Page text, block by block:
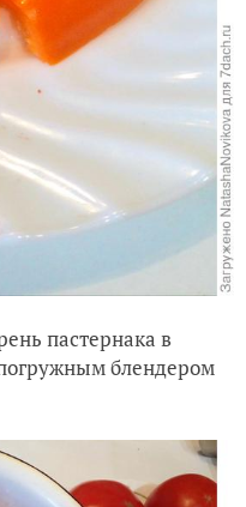
пастернака в
блендером